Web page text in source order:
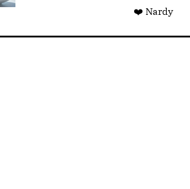
❤️ Nardy